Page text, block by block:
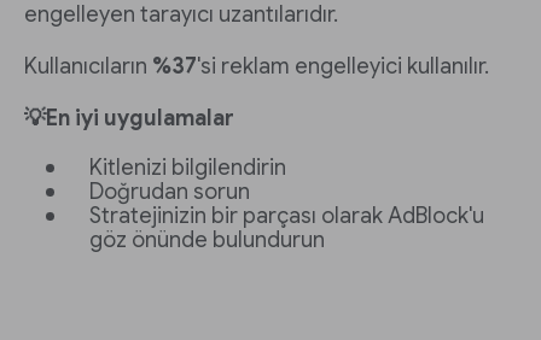
engelleyen tarayıcı uzantılarıdır.
Kullanıcıların %37'si reklam engelleyici kullanılır.
💡En iyi uygulamalar
Kitlenizi bilgilendirin
Doğrudan sorun
Stratejinizin bir parçası olarak AdBlock'u
göz önünde bulundurun